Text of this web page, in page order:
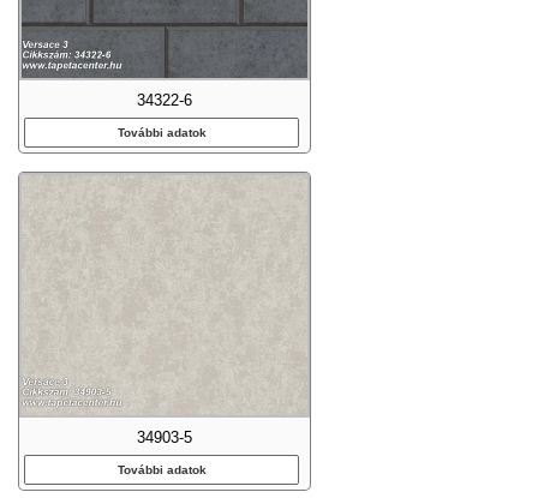
34322-6
További adatok
34903-5
További adatok